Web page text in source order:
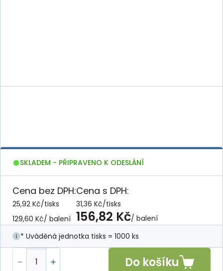
SKLADEM - PŘIPRAVENO K ODESLÁNÍ
Cena bez DPH:
25,92 Kč/tisks
129,60 Kč/ balení
Cena s DPH:
31,36 Kč/tisks
156,82 Kč/ balení
* Uváděná jednotka tisks = 1000 ks
Do košíku